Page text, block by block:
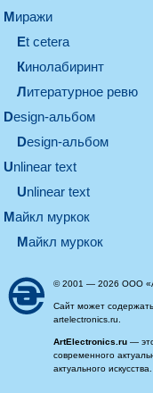
миражи
et cetera
кинолабиринт
литературное ревю
design-альбом
design-альбом
unlinear text
Unlinear text
майкл муркок
майкл муркок
© 2001 — 2026 ООО
Сайт может
artelectronics.ru.
ArtElectronics.ru —
современного
актуального